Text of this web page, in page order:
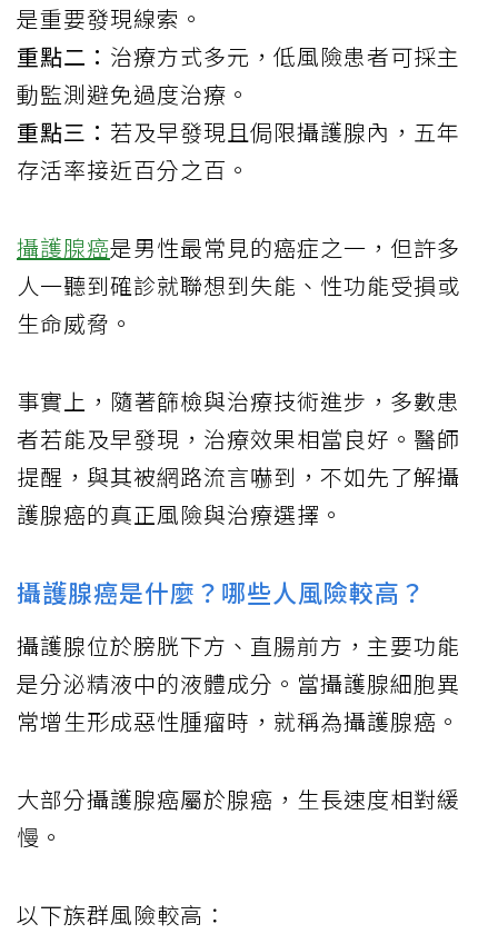
是重要發現線索。
重點二： 治療方式多元，低風險患者可採主
動監測避免過度治療。
重點三： 若及早發現且侷限攝護腺內，五年
存活率接近百分之百。
攝護腺癌是男性最常見的癌症之一，但許多
人一聽到確診就聯想到失能、性功能受損或
生命威脅。
事實上，隨著篩檢與治療技術進步，多數患
者若能及早發現，治療效果相當良好。醫師
提醒，與其被網路流言嚇到，不如先了解攝
護腺癌的真正風險與治療選擇。
攝護腺癌是什麼？哪些人風險較高？
攝護腺位於膀胱下方、直腸前方，主要功能
是分泌精液中的液體成分。當攝護腺細胞異
常增生形成惡性腫瘤時，就稱為攝護腺癌。
大部分攝護腺癌屬於腺癌，生長速度相對緩
慢。
以下族群風險較高：